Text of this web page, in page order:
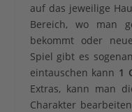
auf das jeweilige
Bereich, wo man
bekommt oder
Spiel gibt es
eintauschen kann 1
Extras, kann man
Charakter